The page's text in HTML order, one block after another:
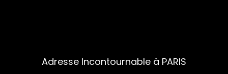
Adresse Incontournable à PARIS